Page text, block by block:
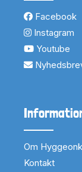
Facebook
Instagram
Youtube
Om
Kontakt